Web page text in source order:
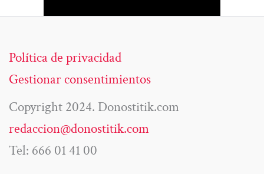
Política de privacidad
Gestionar consentimientos
Copyright 2024. Donostitik.com
redaccion@donostitik.com
Tel: 666 01 41 00